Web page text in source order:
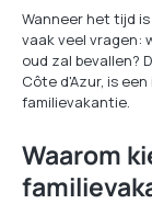
Wanneer het tijd
vaak veel vragen:
oud zal bevallen?
Côte d'Azur, is
familievakantie.
Waarom